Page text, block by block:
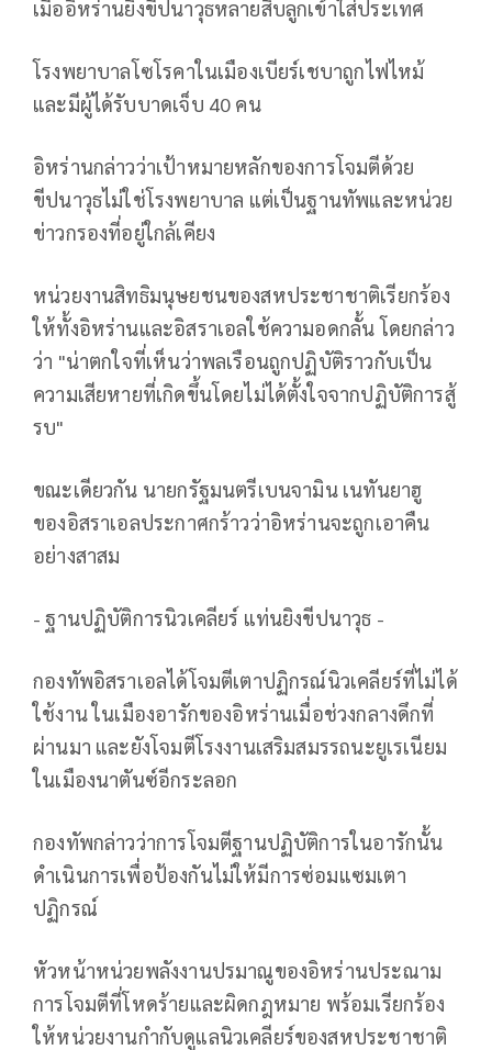
เมื่ออิหร่านยิงขีปนาวุธหลายสิบลูกเข้าใส่ประเทศ
โรงพยาบาลโซโรคาในเมืองเบียร์เชบาถูกไฟไหม้
และมีผู้ได้รับบาดเจ็บ 40 คน
อิหร่านกล่าวว่าเป้าหมายหลักของการโจมตีด้วย
ขีปนาวุธไม่ใช่โรงพยาบาล แต่เป็นฐานทัพและหน่วย
ข่าวกรองที่อยู่ใกล้เคียง
หน่วยงานสิทธิมนุษยชนของสหประชาชาติเรียกร้อง
ให้ทั้งอิหร่านและอิสราเอลใช้ความอดกลั้น โดยกล่าว
ว่า "น่าตกใจที่เห็นว่าพลเรือนถูกปฏิบัติราวกับเป็น
ความเสียหายที่เกิดขึ้นโดยไม่ได้ตั้งใจจากปฏิบัติการสู้
รบ"
ขณะเดียวกัน นายกรัฐมนตรีเบนจามิน เนทันยาฮู
ของอิสราเอลประกาศกร้าวว่าอิหร่านจะถูกเอาคืน
อย่างสาสม
- ฐานปฏิบัติการนิวเคลียร์ แท่นยิงขีปนาวุธ -
กองทัพอิสราเอลได้โจมตีเตาปฏิกรณ์นิวเคลียร์ที่ไม่ได้
ใช้งาน ในเมืองอารักของอิหร่านเมื่อช่วงกลางดึกที่
ผ่านมา และยังโจมตีโรงงานเสริมสมรรถนะยูเรเนียม
ในเมืองนาตันซ์อีกระลอก
กองทัพกล่าวว่าการโจมตีฐานปฏิบัติการในอารักนั้น
ดำเนินการเพื่อป้องกันไม่ให้มีการซ่อมแซมเตา
ปฏิกรณ์
หัวหน้าหน่วยพลังงานปรมาณูของอิหร่านประณาม
การโจมตีที่โหดร้ายและผิดกฎหมาย พร้อมเรียกร้อง
ให้หน่วยงานกำกับดูแลนิวเคลียร์ของสหประชาชาติ